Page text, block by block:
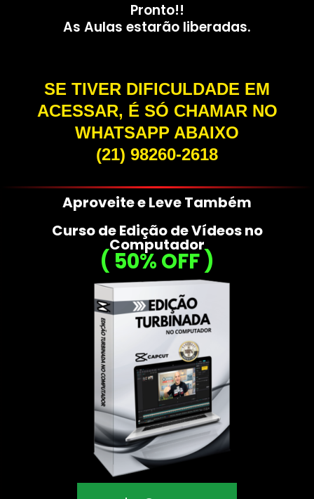
Pronto!!
As Aulas estarão liberadas.
SE TIVER DIFICULDADE EM
ACESSAR, É SÓ CHAMAR NO
WHATSAPP ABAIXO
(21) 98260-2618
Aproveite e Leve Também
Curso de Edição de Vídeos no
Computador
( 50% OFF )